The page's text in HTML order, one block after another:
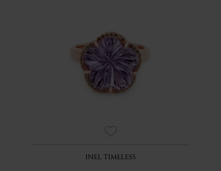
INEL TIMELESS